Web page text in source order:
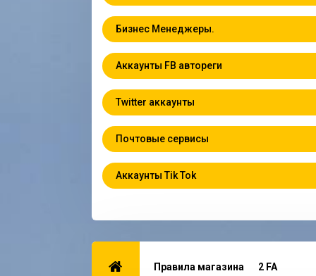
Бизнес Менеджеры.
Аккаунты FB автореги
Twitter аккаунты
Почтовые сервисы
Аккаунты Tik Tok
Правила магазина 2 FA